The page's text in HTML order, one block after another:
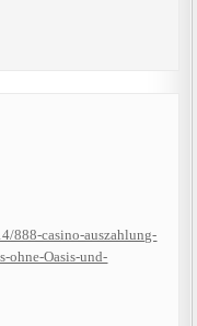
888-casino-auszahlung-
ohne-Oasis-und-